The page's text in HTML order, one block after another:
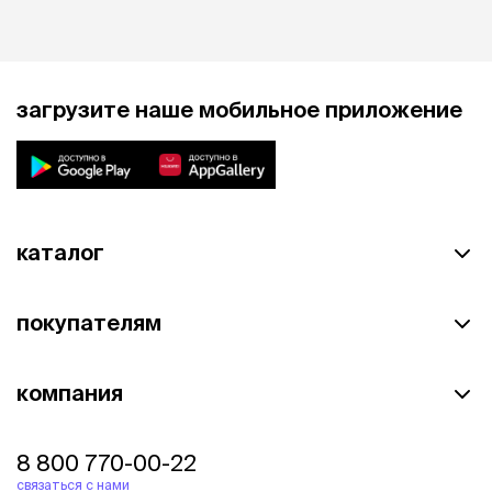
загрузите наше мобильное приложение
каталог
покупателям
компания
8 800 770-00-22
связаться с нами